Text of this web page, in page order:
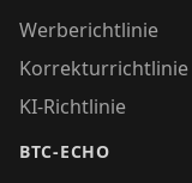
Werberichtlinie
Korrekturrichtlinie
KI-Richtlinie
BTC-ECHO